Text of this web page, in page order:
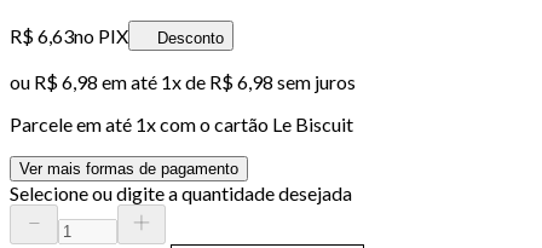
R$ 6,63no PIX Desconto
ou R$ 6,98 em até 1x de R$ 6,98 sem juros
Parcele em até 1x com o cartão Le Biscuit
Ver mais formas de pagamento
Selecione ou digite a quantidade desejada